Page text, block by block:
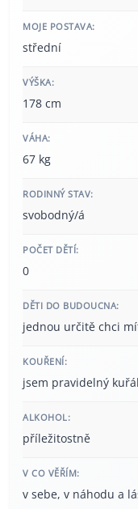
MOJE POSTAVA:
střední
VÝŠKA:
178 cm
VÁHA:
67 kg
RODINNÝ STAV:
svobodný/á
POČET DĚTÍ:
0
DĚTI DO BUDOUCNA:
jednou určitě chci
KOUŘENÍ:
jsem pravidelný
ALKOHOL:
příležitostně
V CO VĚŘÍM:
v sebe, v náhodu a